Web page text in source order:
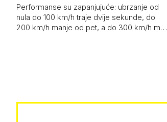
Performanse su zapanjujuće: ubrzanje od
nula do 100 km/h traje dvije sekunde, do
200 km/h manje od pet, a do 300 km/h m…